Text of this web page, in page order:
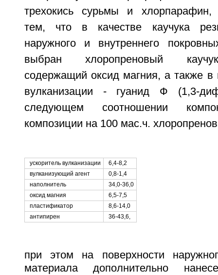
трехокись сурьмы и хлорпарафин,
тем, что в качестве каучука
наружного и внутреннего
выбран хлоропреновый
содержащий оксид магния, а также в
вулканизации - гуанид Ф (1,3-
следующем соотношении
композиции на 100 мас.ч.
ускоритель вулканизации
6,4-8,2
вулканизующий агент
0,8-1,4
наполнитель
34,0-36,0
оксид магния
6,5-7,5
пластификатор
8,6-14,0
антипирен
36-43,6,
при этом на поверхности
материала дополнительно